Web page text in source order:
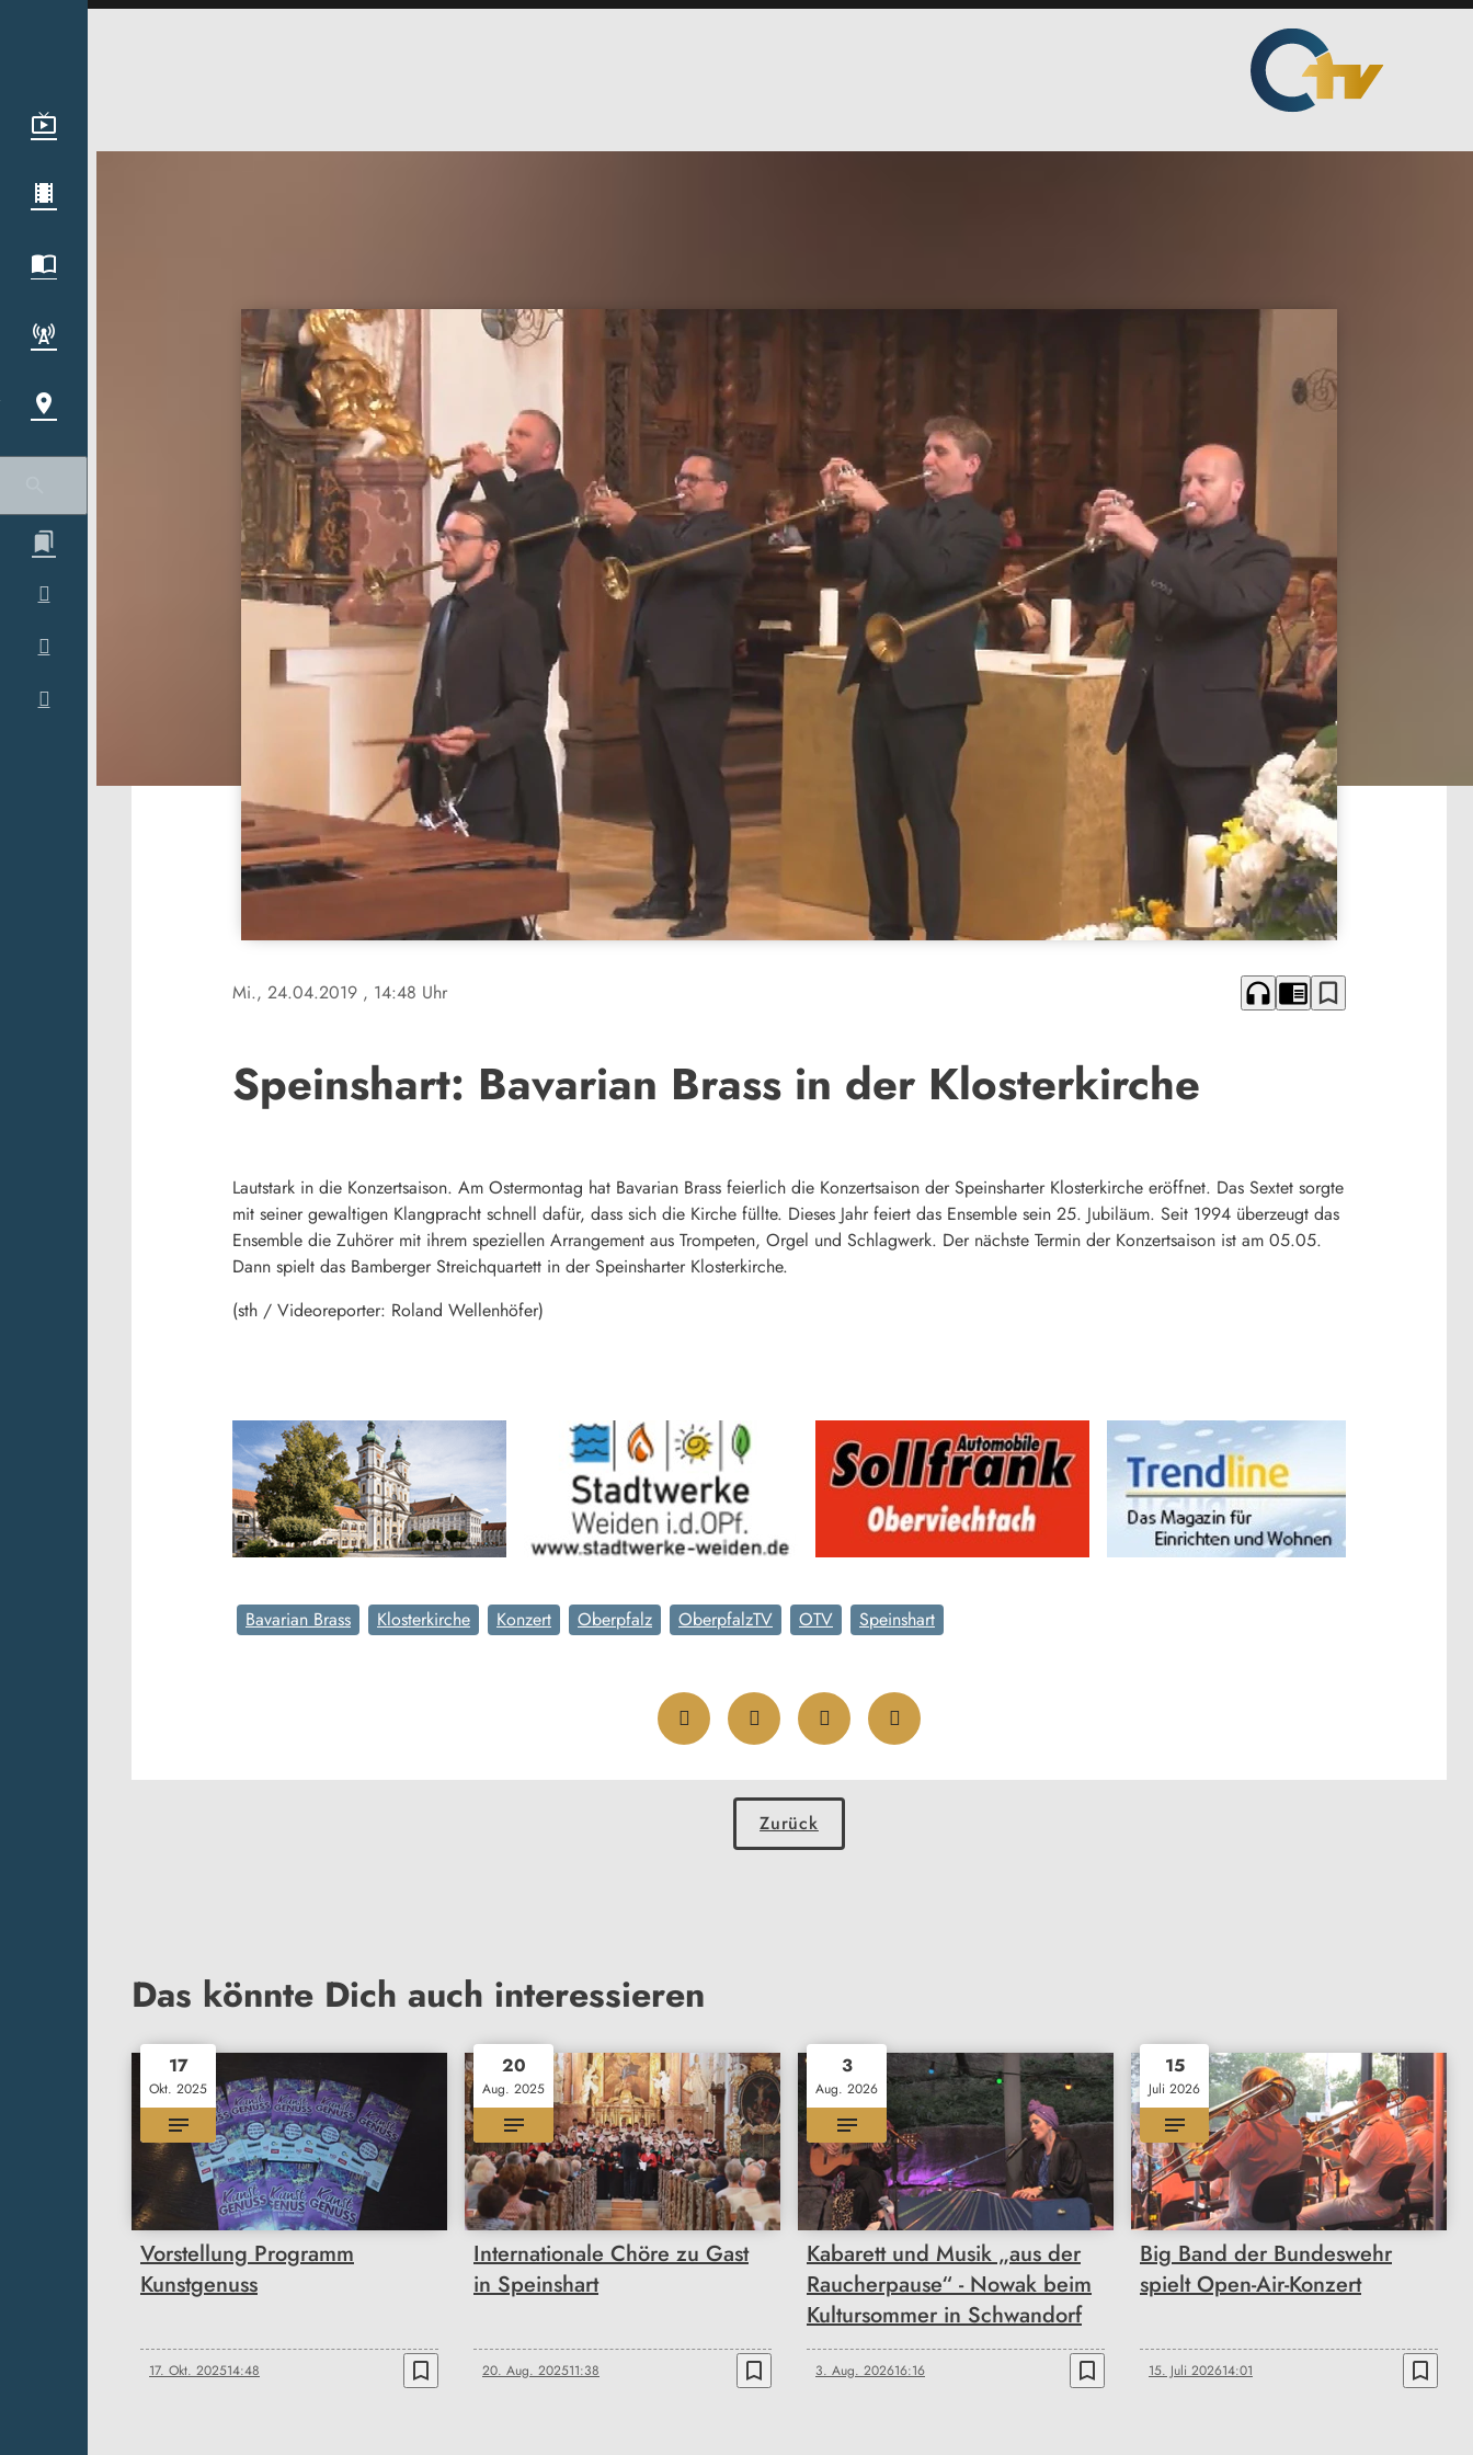
Mi., 24.04.2019 , 14:48 Uhr headphones chrome_reader_mode bookmark_border
Speinshart: Bavarian Brass in der Klosterkirche
Lautstark in die Konzertsaison. Am Ostermontag hat Bavarian Brass feierlich die Konzertsaison der Speinsharter Klosterkirche eröffnet. Das Sextet sorgte
mit seiner gewaltigen Klangpracht schnell dafür, dass sich die Kirche füllte. Dieses Jahr feiert das Ensemble sein 25. Jubiläum. Seit 1994 überzeugt das
Ensemble die Zuhörer mit ihrem speziellen Arrangement aus Trompeten, Orgel und Schlagwerk. Der nächste Termin der Konzertsaison ist am 05.05.
Dann spielt das Bamberger Streichquartett in der Speinsharter Klosterkirche.
(sth / Videoreporter: Roland Wellenhöfer)
Bavarian Brass Klosterkirche Konzert Oberpfalz OberpfalzTV OTV Speinshart
Zurück
Das könnte Dich auch interessieren
17
Okt. 2025
Vorstellung Programm
Kunstgenuss
17. Okt. 202514:48 bookmark_border
20
Aug. 2025
Internationale Chöre zu Gast
in Speinshart
20. Aug. 202511:38 bookmark_border
3
Aug. 2026
Kabarett und Musik „aus der
Raucherpause“ - Nowak beim
Kultursommer in Schwandorf
3. Aug. 202616:16 bookmark_border
15
Juli 2026
Big Band der Bundeswehr
spielt Open-Air-Konzert
15. Juli 202614:01 bookmark_border